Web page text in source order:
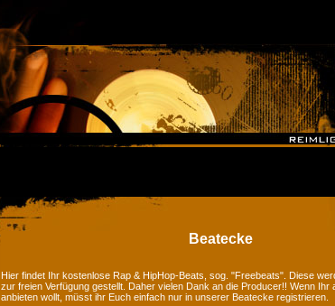
Beatecke
Hier findet Ihr kostenlose Rap & HipHop-Beats, sog. "Freebeats". Diese
zur freien Verfügung gestellt. Daher vielen Dank an die Producer!! Wenn Ihr
anbieten wollt, müsst ihr Euch einfach nur in unserer Beatecke registrieren.